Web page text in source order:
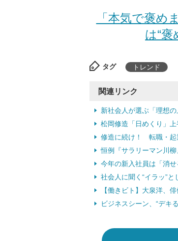
「本気で褒
は“褒
タグ トレンド
関連リンク
新社会人が選ぶ「理想
松岡修造「日めくり」
修造に続け！ 転職・起
恒例『サラリーマン川
今年の新入社員は「消
社会人に聞く“イラッ”
【働きビト】大泉洋、
ビジネスシーン、“デキ